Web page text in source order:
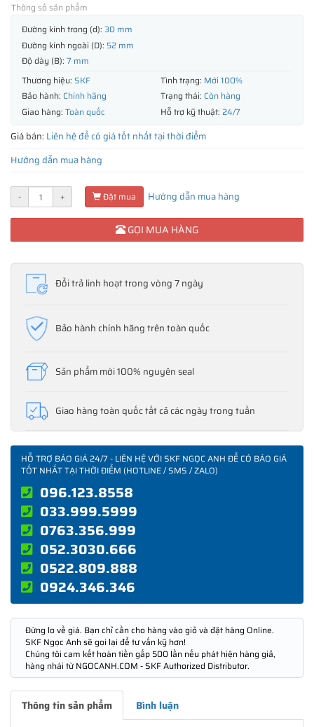
Thông số sản phẩm
Đường kính trong (d): 30 mm
Đường kính ngoài (D): 52 mm
Độ dày (B): 7 mm
Thương hiệu: SKF Tình trạng: Mới 100%
Bảo hành: Chính hãng Trạng thái: Còn hàng
Giao hàng: Toàn quốc Hỗ trợ kỹ thuật: 24/7
Giá bán: Liên hệ để có giá tốt nhất tại thời điểm
Hướng dẫn mua hàng
- + Đặt mua Hướng dẫn mua hàng
GỌI MUA HÀNG
Đổi trả linh hoạt trong vòng 7 ngày
Bảo hành chính hãng trên toàn quốc
Sản phẩm mới 100% nguyên seal
Giao hàng toàn quốc tất cả các ngày trong tuần
HỖ TRỢ BÁO GIÁ 24/7 - LIÊN HỆ VỚI SKF NGỌC ANH ĐỂ CÓ BÁO GIÁ
TỐT NHẤT TẠI THỜI ĐIỂM (HOTLINE / SMS / ZALO)
096.123.8558
033.999.5999
0763.356.999
052.3030.666
0522.809.888
0924.346.346
Đừng lo về giá. Bạn chỉ cần cho hàng vào giỏ và đặt hàng Online.
SKF Ngọc Anh sẽ gọi lại để tư vấn kỹ hơn!
Chúng tôi cam kết hoàn tiền gấp 500 lần nếu phát hiện hàng giả,
hàng nhái từ NGOCANH.COM - SKF Authorized Distributor.
Thông tin sản phẩm Bình luận